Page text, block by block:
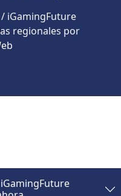
iGamingFuture
regionales por